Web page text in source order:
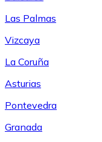
Las Palmas
Vizcaya
La Coruña
Asturias
Pontevedra
Granada